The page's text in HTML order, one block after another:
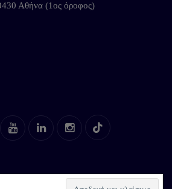
Αθήνα (1ος όροφος)